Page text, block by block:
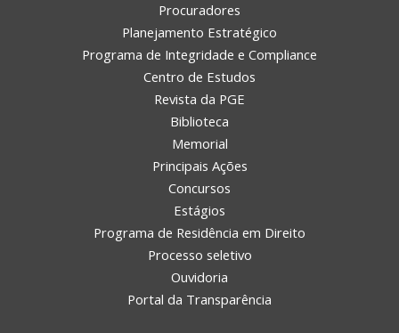
Procuradores
Planejamento Estratégico
Programa de Integridade e Compliance
Centro de Estudos
Revista da PGE
Biblioteca
Memorial
Principais Ações
Concursos
Estágios
Programa de Residência em Direito
Processo seletivo
Ouvidoria
Portal da Transparência